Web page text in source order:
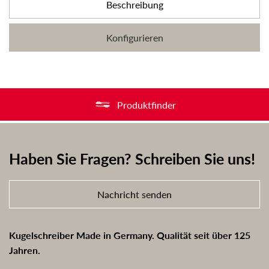
Beschreibung
Konfigurieren
Produktfinder
Haben Sie Fragen? Schreiben Sie uns!
Nachricht senden
Kugelschreiber Made in Germany. Qualität seit über 125
Jahren.